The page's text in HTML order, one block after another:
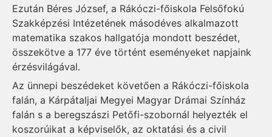
Ezután Béres József, a Rákóczi-főiskola Felsőfokú
Szakképzési Intézetének másodéves alkalmazott
matematika szakos hallgatója mondott beszédet,
összekötve a 177 éve történt eseményeket napjaink
érzésvilágával.
Az ünnepi beszédeket követően a Rákóczi-főiskola
falán, a Kárpátaljai Megyei Magyar Drámai Színház
falán s a beregszászi Petőfi-szobornál helyezték el
koszorúikat a képviselők, az oktatási és a civil